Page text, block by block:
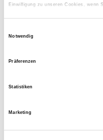
Einwilligung zu unseren Cookies, wenn
Notwendig
Präferenzen
Statistiken
Marketing